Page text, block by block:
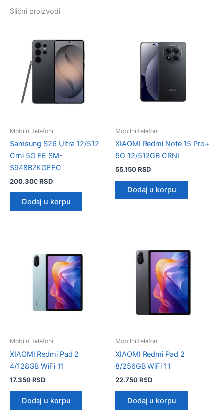
Slični proizvodi
Mobilni telefoni
Samsung S26 Ultra 12/512
Crni 5G EE SM-
S948BZKGEEC
200.300RSD
Dodaj u korpu
Mobilni telefoni
XIAOMI Redmi Note 15 Pro+
5G 12/512GB CRNI
55.150RSD
Dodaj u korpu
Mobilni telefoni
XIAOMI Redmi Pad 2
4/128GB WiFi 11
17.350RSD
Dodaj u korpu
Mobilni telefoni
XIAOMI Redmi Pad 2
8/256GB WiFi 11
22.750RSD
Dodaj u korpu